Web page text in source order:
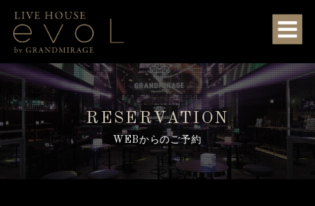
RESERVATION
WEBからのご予約